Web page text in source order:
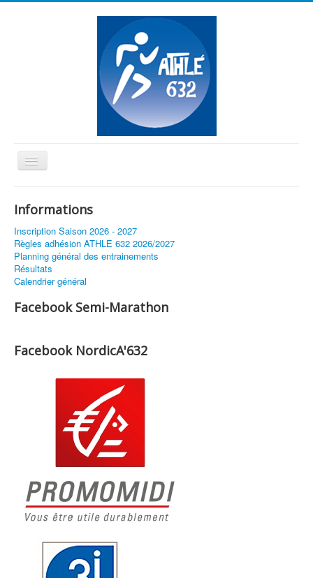
Basculer
la
Vous êtes ici :
Athlé 632 accueil les championnats de Haute Garonne
Informations
Inscription Saison 2026 - 2027
Règles adhésion ATHLE 632 2026/2027
Planning général des entrainements
Résultats
Calendrier général
Facebook Semi-Marathon
Facebook NordicA'632